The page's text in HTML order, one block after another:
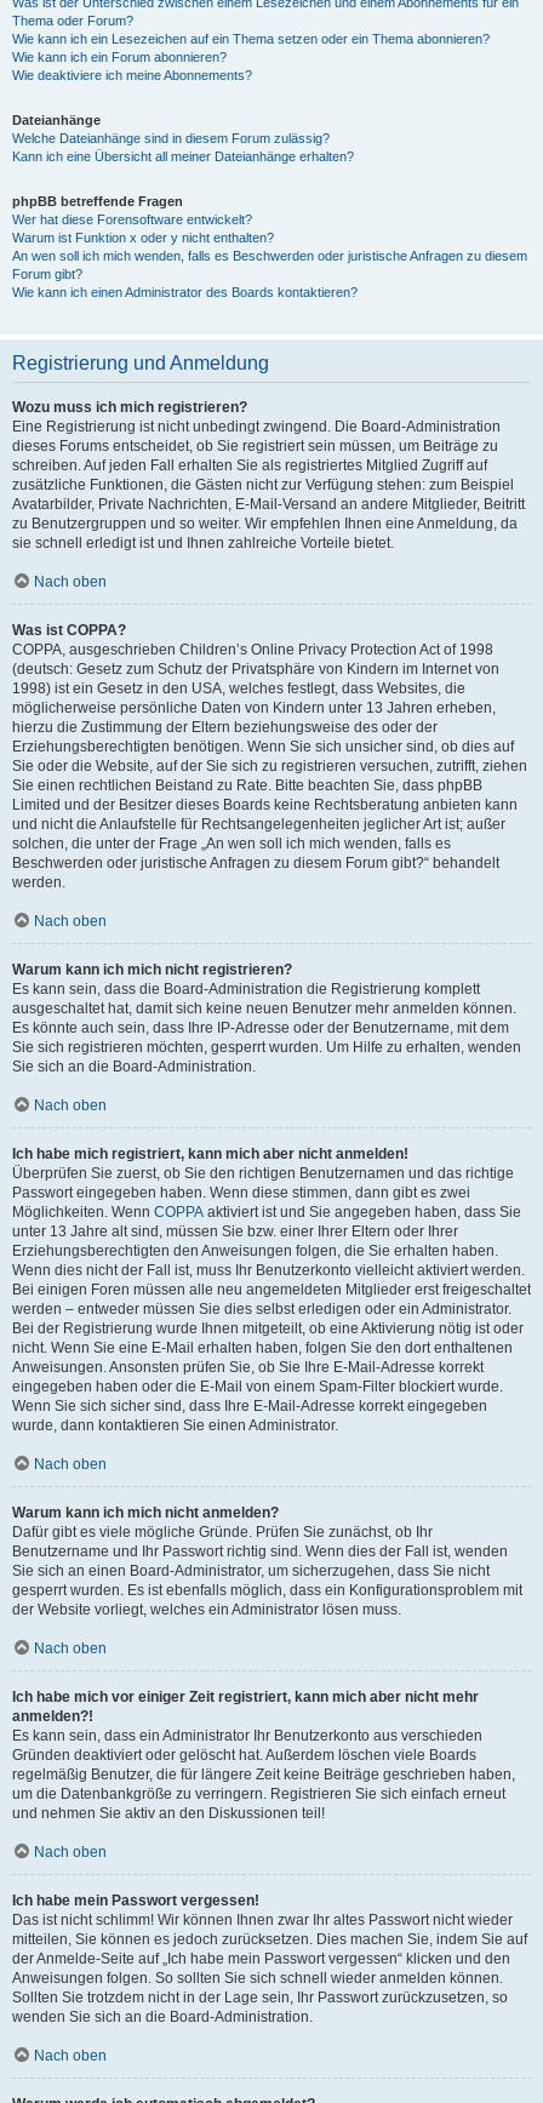
Thema oder Forum?
Wie kann ich ein Lesezeichen auf ein Thema setzen oder ein Thema abonnieren?
Wie kann ich ein Forum abonnieren?
Wie deaktiviere ich meine Abonnements?
Dateianhänge
Welche Dateianhänge sind in diesem Forum zulässig?
Kann ich eine Übersicht all meiner Dateianhänge erhalten?
phpBB betreffende Fragen
Wer hat diese Forensoftware entwickelt?
Warum ist Funktion x oder y nicht enthalten?
An wen soll ich mich wenden, falls es Beschwerden oder juristische Anfragen zu diesem
Forum gibt?
Wie kann ich einen Administrator des Boards kontaktieren?
Registrierung und Anmeldung
Wozu muss ich mich registrieren?
Eine Registrierung ist nicht unbedingt zwingend. Die Board-Administration
dieses Forums entscheidet, ob Sie registriert sein müssen, um Beiträge zu
schreiben. Auf jeden Fall erhalten Sie als registriertes Mitglied Zugriff auf
zusätzliche Funktionen, die Gästen nicht zur Verfügung stehen: zum Beispiel
Avatarbilder, Private Nachrichten, E-Mail-Versand an andere Mitglieder, Beitritt
zu Benutzergruppen und so weiter. Wir empfehlen Ihnen eine Anmeldung, da
sie schnell erledigt ist und Ihnen zahlreiche Vorteile bietet.
Nach oben
Was ist COPPA?
COPPA, ausgeschrieben Children’s Online Privacy Protection Act of 1998
(deutsch: Gesetz zum Schutz der Privatsphäre von Kindern im Internet von
1998) ist ein Gesetz in den USA, welches festlegt, dass Websites, die
möglicherweise persönliche Daten von Kindern unter 13 Jahren erheben,
hierzu die Zustimmung der Eltern beziehungsweise des oder der
Erziehungsberechtigten benötigen. Wenn Sie sich unsicher sind, ob dies auf
Sie oder die Website, auf der Sie sich zu registrieren versuchen, zutrifft, ziehen
Sie einen rechtlichen Beistand zu Rate. Bitte beachten Sie, dass phpBB
Limited und der Besitzer dieses Boards keine Rechtsberatung anbieten kann
und nicht die Anlaufstelle für Rechtsangelegenheiten jeglicher Art ist; außer
solchen, die unter der Frage „An wen soll ich mich wenden, falls es
Beschwerden oder juristische Anfragen zu diesem Forum gibt?“ behandelt
werden.
Nach oben
Warum kann ich mich nicht registrieren?
Es kann sein, dass die Board-Administration die Registrierung komplett
ausgeschaltet hat, damit sich keine neuen Benutzer mehr anmelden können.
Es könnte auch sein, dass Ihre IP-Adresse oder der Benutzername, mit dem
Sie sich registrieren möchten, gesperrt wurden. Um Hilfe zu erhalten, wenden
Sie sich an die Board-Administration.
Nach oben
Ich habe mich registriert, kann mich aber nicht anmelden!
Überprüfen Sie zuerst, ob Sie den richtigen Benutzernamen und das richtige
Passwort eingegeben haben. Wenn diese stimmen, dann gibt es zwei
Möglichkeiten. Wenn COPPA aktiviert ist und Sie angegeben haben, dass Sie
unter 13 Jahre alt sind, müssen Sie bzw. einer Ihrer Eltern oder Ihrer
Erziehungsberechtigten den Anweisungen folgen, die Sie erhalten haben.
Wenn dies nicht der Fall ist, muss Ihr Benutzerkonto vielleicht aktiviert werden.
Bei einigen Foren müssen alle neu angemeldeten Mitglieder erst freigeschaltet
werden – entweder müssen Sie dies selbst erledigen oder ein Administrator.
Bei der Registrierung wurde Ihnen mitgeteilt, ob eine Aktivierung nötig ist oder
nicht. Wenn Sie eine E-Mail erhalten haben, folgen Sie den dort enthaltenen
Anweisungen. Ansonsten prüfen Sie, ob Sie Ihre E-Mail-Adresse korrekt
eingegeben haben oder die E-Mail von einem Spam-Filter blockiert wurde.
Wenn Sie sich sicher sind, dass Ihre E-Mail-Adresse korrekt eingegeben
wurde, dann kontaktieren Sie einen Administrator.
Nach oben
Warum kann ich mich nicht anmelden?
Dafür gibt es viele mögliche Gründe. Prüfen Sie zunächst, ob Ihr
Benutzername und Ihr Passwort richtig sind. Wenn dies der Fall ist, wenden
Sie sich an einen Board-Administrator, um sicherzugehen, dass Sie nicht
gesperrt wurden. Es ist ebenfalls möglich, dass ein Konfigurationsproblem mit
der Website vorliegt, welches ein Administrator lösen muss.
Nach oben
Ich habe mich vor einiger Zeit registriert, kann mich aber nicht mehr
anmelden?!
Es kann sein, dass ein Administrator Ihr Benutzerkonto aus verschieden
Gründen deaktiviert oder gelöscht hat. Außerdem löschen viele Boards
regelmäßig Benutzer, die für längere Zeit keine Beiträge geschrieben haben,
um die Datenbankgröße zu verringern. Registrieren Sie sich einfach erneut
und nehmen Sie aktiv an den Diskussionen teil!
Nach oben
Ich habe mein Passwort vergessen!
Das ist nicht schlimm! Wir können Ihnen zwar Ihr altes Passwort nicht wieder
mitteilen, Sie können es jedoch zurücksetzen. Dies machen Sie, indem Sie auf
der Anmelde-Seite auf „Ich habe mein Passwort vergessen“ klicken und den
Anweisungen folgen. So sollten Sie sich schnell wieder anmelden können.
Sollten Sie trotzdem nicht in der Lage sein, Ihr Passwort zurückzusetzen, so
wenden Sie sich an die Board-Administration.
Nach oben